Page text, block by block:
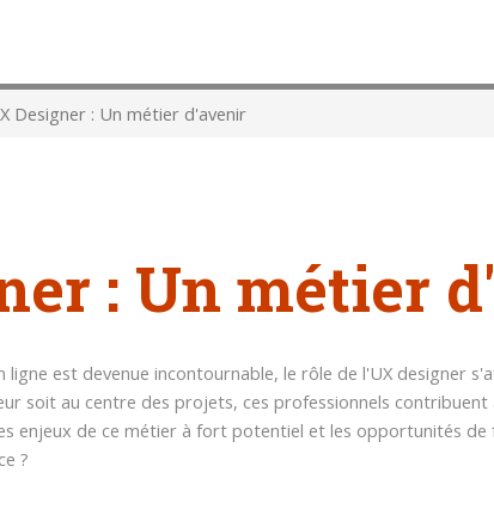
Designer : Un métier d'avenir
: Un métier
ligne est devenue incontournable, le rôle de l'UX designer
soit au centre des projets, ces professionnels
enjeux de ce métier à fort potentiel et les opportunités
?